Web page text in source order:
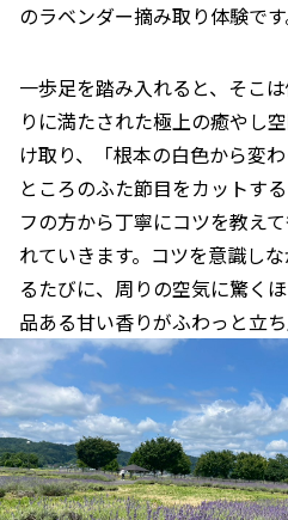
のラベンダー摘み取り体験です
一歩足を踏み入れると、そこ
りに満たされた極上の癒やし
け取り、「根本の白色から変
ところのふた節目をカットす
フの方から丁寧にコツを教え
れていきます。コツを意識し
るたびに、周りの空気に驚く
品ある甘い香りがふわっと立ち